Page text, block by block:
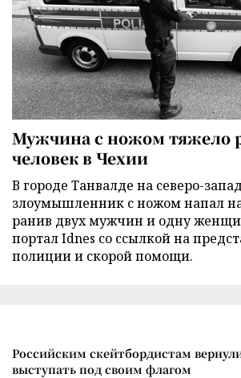
Мужчина с ножом тяжело
человек в Чехии
В городе Танвалде на северо-
злоумышленник с ножом напал
ранив двух мужчин и одну
портал Idnes со ссылкой на
полиции и скорой помощи.
Российским скейтбордистам
выступать под своим флагом